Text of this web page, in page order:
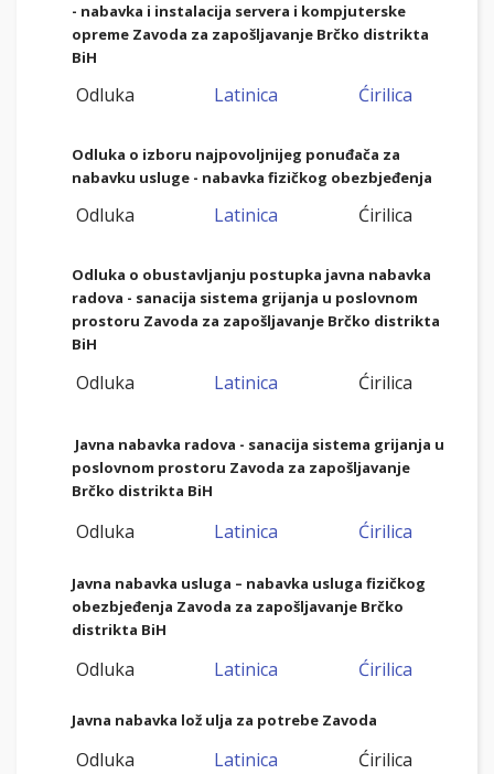
- nabavka i instalacija servera i kompjuterske
opreme Zavoda za zapošljavanje Brčko distrikta
BiH
Odluka Latinica Ćirilica
Odluka o izboru najpovoljnijeg ponuđača za
nabavku usluge - nabavka fizičkog obezbjeđenja
Odluka Latinica Ćirilica
Odluka o obustavljanju postupka javna nabavka
radova - sanacija sistema grijanja u poslovnom
prostoru Zavoda za zapošljavanje Brčko distrikta
BiH
Odluka Latinica Ćirilica
Javna nabavka radova - sanacija sistema grijanja u
poslovnom prostoru Zavoda za zapošljavanje
Brčko distrikta BiH
Odluka Latinica Ćirilica
Javna nabavka usluga – nabavka usluga fizičkog
obezbjeđenja Zavoda za zapošljavanje Brčko
distrikta BiH
Odluka Latinica Ćirilica
Javna nabavka lož ulja za potrebe Zavoda
Odluka Latinica Ćirilica